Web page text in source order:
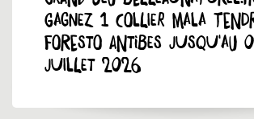
Gagnez 1 collier Mala
Foresto Antibes jusqu'au
juillet 2026